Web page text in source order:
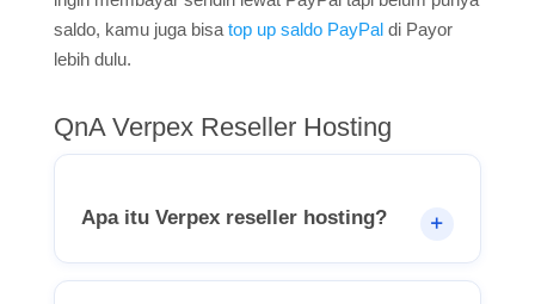
saldo, kamu juga bisatop up saldo PayPal di Payor
lebih dulu.
QnA Verpex Reseller Hosting
Apa itu Verpex reseller hosting?